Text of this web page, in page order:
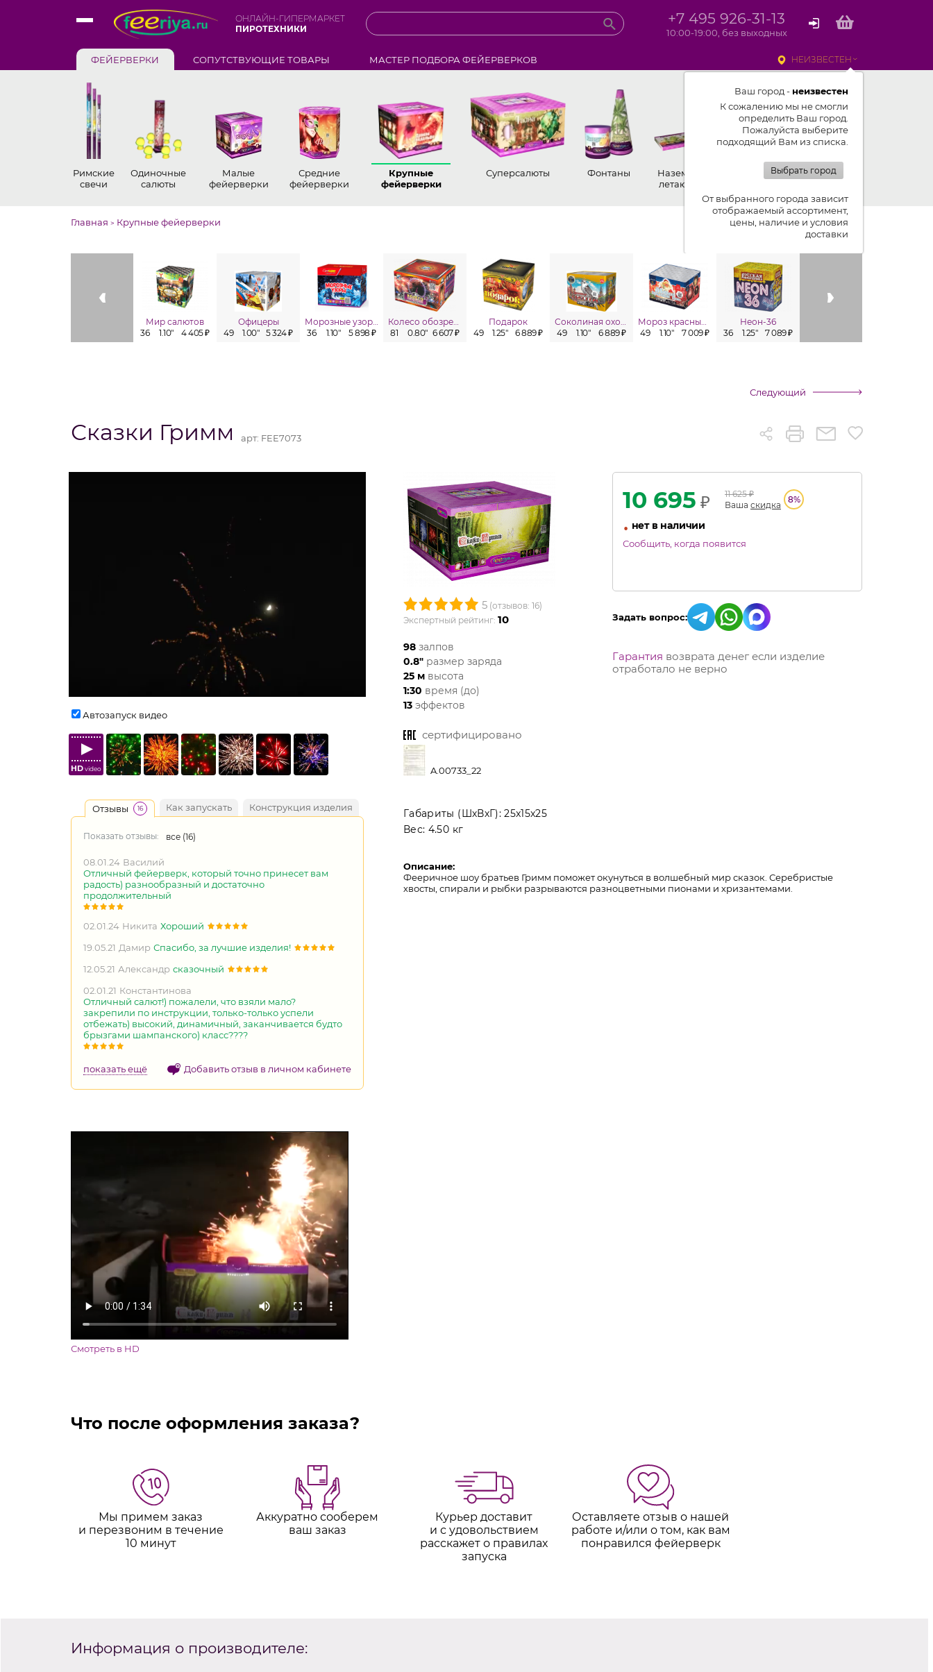
ОНЛАЙН-ГИПЕРМАРКЕТ
ПИРОТЕХНИКИ
+7 495 926-31-13
10:00-19:00, без выходных
ФЕЙЕРВЕРКИ СОПУТСТВУЮЩИЕ ТОВАРЫ МАСТЕР ПОДБОРА ФЕЙЕРВЕРКОВ НЕИЗВЕСТЕН
Ваш город - неизвестен
К сожалению мы не смогли
определить Ваш город.
Пожалуйста выберите
подходящий Вам из списка.
Выбрать город
От выбранного города зависит
отображаемый ассортимент,
цены, наличие и условия
доставки
Римские
свечи
Одиночные
салюты
Малые
фейерверки
Средние
фейерверки
Крупные
фейерверки
Суперсалюты Фонтаны
Наземные,
летающие
Петарды
Главная > Крупные фейерверки Показывать ленту изделий
Мир салютов
36
1.10" 4 405 ₽
Офицеры
49
1.00" 5 324 ₽
Морозные узоры
36
1.10" 5 898 ₽
Колесо обозрения
81
0.80" 6 607 ₽
Подарок
49
1.25" 6 889 ₽
Соколиная охота
49
1.10" 6 889 ₽
Мороз красный нос
49
1.10" 7 009 ₽
Неон-36
36
1.25" 7 089 ₽
Следующий
Сказки Гримм арт: FEE7073
Автозапуск видео
HDvideo
Отзывы 16 Как запускать Конструкция изделия
Показать отзывы: все (16)
08.01.24 Василий
Отличный фейерверк, который точно принесет вам
радость) разнообразный и достаточно
продолжительный
02.01.24 Никита Хороший
19.05.21 Дамир Спасибо, за лучшие изделия!
12.05.21 Александр сказочный
02.01.21 Константинова
Отличный салют!) пожалели, что взяли мало?
закрепили по инструкции, только-только успели
отбежать) высокий, динамичный, заканчивается будто
брызгами шампанского) класс????
показать ещё Добавить отзыв в личном кабинете
5 (отзывов: 16)
Экспертный рейтинг: 10
98 залпов
0.8" размер заряда
25 м высота
1:30 время (до)
13 эффектов
сертифицировано
A.00733_22
Габариты (ШхВхГ):25x15x25
Вес: 4.50 кг
10 695 ₽ 11 625₽
Ваша скидка
8%
• нет в наличии
Сообщить, когда появится
Задать вопрос:
Гарантия возврата денег если изделие
отработало не верно
Описание:
Фееричное шоу братьев Гримм поможет окунуться в волшебный мир сказок. Серебристые
хвосты, спирали и рыбки разрываются разноцветными пионами и хризантемами.
Смотреть в HD
Что после оформления заказа?
Мы примем заказ
и перезвоним в течение
10 минут
Аккуратно сооберем
ваш заказ
Курьер доставит
и с удовольствием
расскажет о правилах
запуска
Оставляете отзыв о нашей
работе и/или о том, как вам
понравился фейерверк
Информация о производителе: